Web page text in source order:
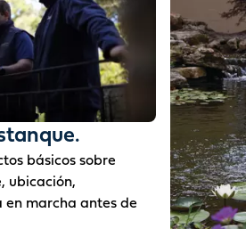
básicos sobre
ubicación,
en marcha antes de